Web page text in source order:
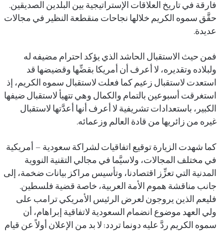
فارقة في تاريخ العلاقات الإستراتيجية بين البلدين الصديقين.
حقَّق سموه الكريم خلالها نجاحات منقطعة النظير في مجالات
عديدة.
فمن حيث الاستقبال الحاشد الذي يؤكد احترام مضيفه له
ولبلاده وتقديره، لا أعرف أن أمريكا بقضِّها وقضيضها قد
استعدت لاستقبال زعيم كما فعلت لاستقبال سموه الكريم، إذ
استغرقت أسبوعين بالتمام والكمال وهي تتهيأ لاستقبال ضيفها
الكبير، باستعدادات تشريفية لا أعرف أنها أعدَّتها لاستقبال
غيره من زائريها من قادة العالم وزعمائه.
كما شهدت الزيارة توقيع اتفاقيات لشراكة سعودية – أمريكية
في مختلف المجالات، ولاسيَّما في مجالي التقنية النووية
المدنية التي تعزِّز اقتصادنا، وتأسيس مراكز بيانات ضخمة، إلى
جانب مناقشة هموم الأمة العربية، خاصة قضية فلسطين.
فليعم الذين يروجون لعرض الرئيس الأمريكي ترامب على
ولي العهد موضوع انضمام السعودية لاتفاقية إبراهام، أن
سموه الكريم ردَّ عليه دونما تردد: لا بد من الإعلان أولاً عن قيام